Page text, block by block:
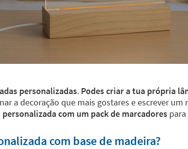
personalizadas. Podes criar a tua própria
a decoração que mais gostares e escrever
com um pack de marcadores
com base de madeira?